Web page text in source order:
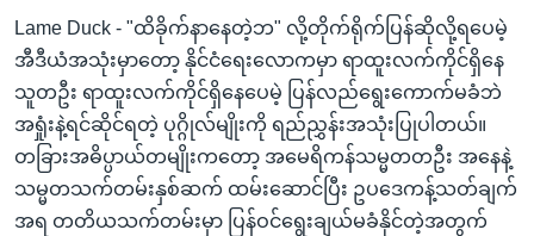
ကြည့်
ရန်
ပင်မ
အ
ညွန်း
စာမျက်နှာ
သို့
အမေရိကန်သုံးအီဒီယံ
မကြေးမုံရဲ့ အင်္ဂလိပ်စာ
ရုပ်ရှင်ထဲက အင်္ဂလိပ်စာ
သုတပဒေသာ အင်္ဂလိပ်စာ
အပတ်စဉ်ကဏ္ဍများ
ရေဒီယို
တီဗွီ
ရေဒီယိုနှင့်ရုပ်သံ အချက်အလက်များ
ရေဒီယို/တီဗွီအစီအစဉ်
Learning English
ဗွီအိုအေ လူမှုကွန်ယက်များ
Lame Duck - "ထိခိုက်နာနေတဲ့ဘ" လို့တိုက်ရိုက်ပြန်ဆိုလို့ရပေမဲ့
အီဒီယံအသုံးမှာတော့ နိုင်ငံရေးလောကမှာ ရာထူးလက်ကိုင်ရှိနေ
သူတဦး ရာထူးလက်ကိုင်ရှိနေပေမဲ့ ပြန်လည်ရွေးကောက်မခံဘဲ
အရှုံးနဲ့ရင်ဆိုင်ရတဲ့ ပုဂ္ဂိုလ်မျိုးကို ရည်ညွှန်းအသုံးပြုပါတယ်။
တခြားအဓိပ္ပာယ်တမျိုးကတော့ အမေရိကန်သမ္မတတဦး အနေနဲ့
သမ္မတသက်တမ်းနှစ်ဆက် ထမ်းဆောင်ပြီး ဥပဒေကန့်သတ်ချက်
အရ တတိယသက်တမ်းမှာ ပြန်ဝင်ရွေးချယ်မခံနိုင်တဲ့အတွက်